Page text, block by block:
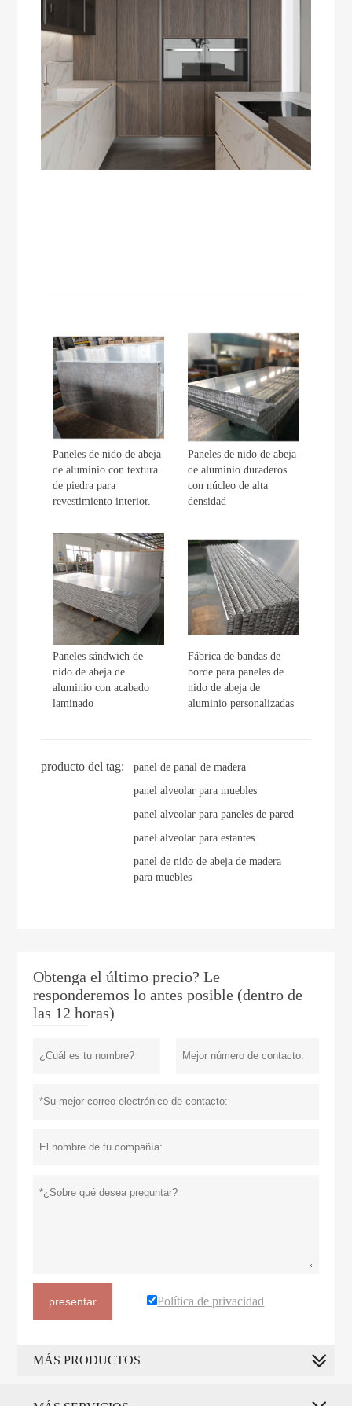
Paneles de nido de abeja
de aluminio con textura
de piedra para
revestimiento interior.
Paneles de nido de abeja
de aluminio duraderos
con núcleo de alta
densidad
Paneles sándwich de
nido de abeja de
aluminio con acabado
laminado
Fábrica de bandas de
borde para paneles de
nido de abeja de
aluminio personalizadas
producto del tag:
panel de panal de madera
panel alveolar para muebles
panel alveolar para paneles de pared
panel alveolar para estantes
panel de nido de abeja de madera
para muebles
Obtenga el último precio? Le
responderemos lo antes posible (dentro de
las 12 horas)
presentar Política de privacidad
MÁS PRODUCTOS